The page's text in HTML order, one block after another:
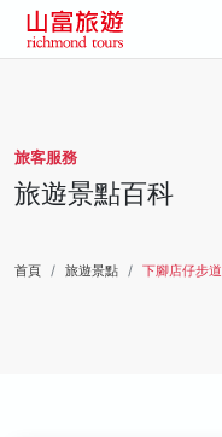
旅客服務
旅遊景點百科
首頁 旅遊景點 下腳店仔步道